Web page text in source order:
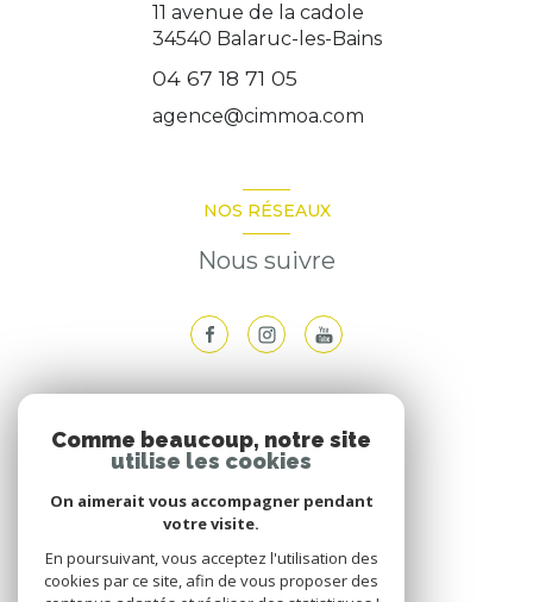
11 avenue de la cadole
34540 Balaruc-les-Bains
04 67 18 71 05
agence@cimmoa.com
NOS RÉSEAUX
Nous suivre
Nous adhérons
Comme beaucoup, notre site
utilise les cookies
On aimerait vous accompagner pendant
votre visite.
En poursuivant, vous acceptez l'utilisation des
cookies par ce site, afin de vous proposer des